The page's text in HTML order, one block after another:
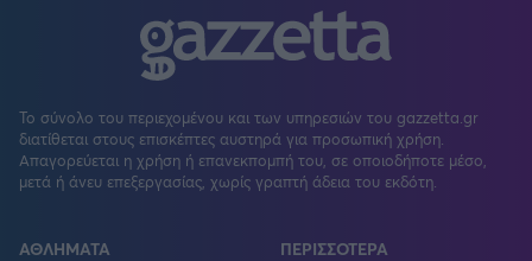
Το σύνολο του περιεχομένου και των υπηρεσιών του gazzetta.gr
διατίθεται στους επισκέπτες αυστηρά για προσωπική χρήση.
Απαγορεύεται η χρήση ή επανεκπομπή του, σε οποιοδήποτε μέσο,
μετά ή άνευ επεξεργασίας, χωρίς γραπτή άδεια του εκδότη.
ΑΘΛΗΜΑΤΑ ΠΕΡΙΣΣΟΤΕΡΑ